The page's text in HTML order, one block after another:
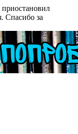
Спасибо за